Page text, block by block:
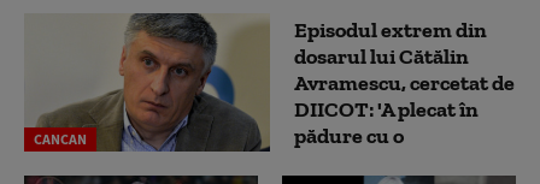
CANCAN
Episodul extrem din
dosarul lui Cătălin
Avramescu, cercetat de
DIICOT: 'A plecat în
pădure cu o